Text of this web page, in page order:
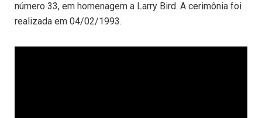
número 33, em homenagem a Larry Bird. A cerimônia foi
realizada em 04/02/1993.